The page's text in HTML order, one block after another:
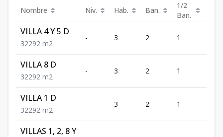
Nombre Niv. Hab. Ban.
1/2
Ban.
VILLA 4 Y 5 D
32292 m2
- 3 2 1
VILLA 8 D
32292 m2
- 3 2 1
VILLA 1 D
32292 m2
- 3 2 1
VILLAS 1, 2, 8 Y